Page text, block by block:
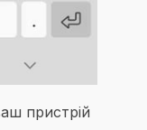
пристрій